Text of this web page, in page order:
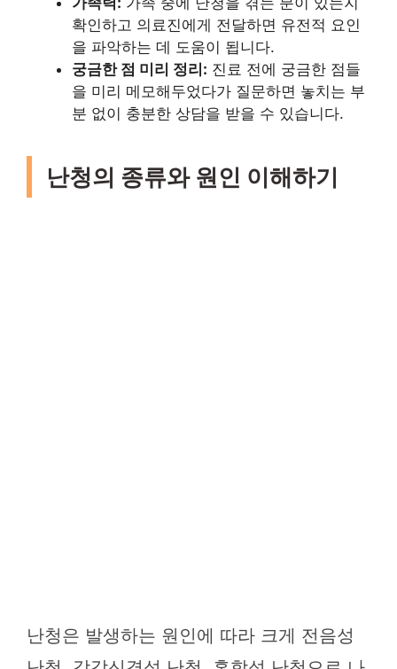
확인하고 의료진에게 전달하면 유전적 요인
을 파악하는 데 도움이 됩니다.
궁금한 점 미리 정리: 진료 전에 궁금한 점들
을 미리 메모해두었다가 질문하면 놓치는 부
분 없이 충분한 상담을 받을 수 있습니다.
난청의 종류와 원인 이해하기
난청은 발생하는 원인에 따라 크게 전음성